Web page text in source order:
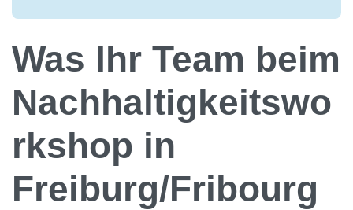
Was Ihr Team beim
Nachhaltigkeitswo
rkshop in
Freiburg/Fribourg